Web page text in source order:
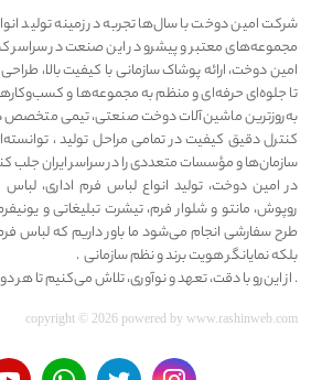
شرکت امین دوخت با سال‌ها تجربه در زمینه تولید
مجموعه‌های معتبر و پیشرو در این صنعت در سراسر
امین دوخت، ارائه پوشاک سازمانی با کیفیت بالا،
تا جلوه‌ای حرفه‌ای و منظم به مجموعه‌ها و
به‌روزترین ماشین‌آلات دوخت صنعتی، تیمی متخصص در
کنترل دقیق کیفیت در تمامی مراحل تولید ،
سازمان‌ها و مؤسسات متعددی را در سراسر ایران جلب
در امین دوخت، تولید انواع لباس فرم اداری، لباس
روپوش، مانتو و شلوار فرم، تیشرت تبلیغاتی و
طرح سفارشی انجام می‌شود ما باور داریم که لباس
بلکه نمایانگر هویت برند و نظم سازمانی .
. از این‌رو با دقت، تعهد و نوآوری، تلاش می‌کنیم تا هر
copyright © 2026 powered by www.rashinweb.com